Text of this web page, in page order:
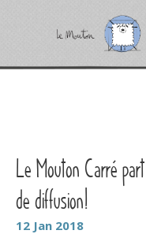
Le Mouton Carré
de diffusion!
12 Jan 2018